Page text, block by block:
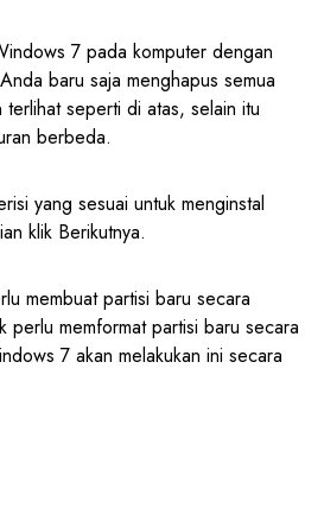
7 pada komputer dengan
baru saja menghapus semua
seperti di atas, selain itu
berbeda.
yang sesuai untuk menginstal
klik Berikutnya.
membuat partisi baru secara
perlu memformat partisi baru secara
7 akan melakukan ini secara